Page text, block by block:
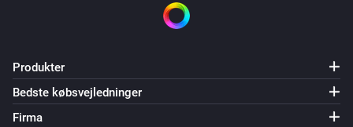
Produkter
Bedste købsvejledninger
Firma